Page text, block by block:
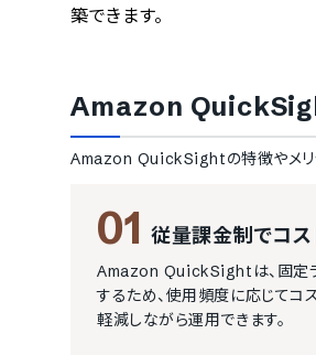
築できます。
Amazon
Amazon QuickSightの特徴やメリ
01 従量課金制でコ
Amazon QuickSightは、固定ラ
するため、使用頻度に応じてコ
軽減しながら運用できます。